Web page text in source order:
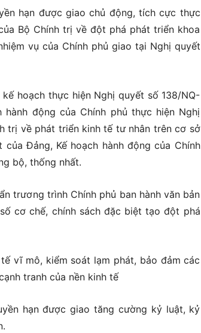
hạn được giao chủ động, tích cực thực
Bộ Chính trị về đột phá phát triển khoa
vụ của Chính phủ giao tại Nghị quyết
hoạch thực hiện Nghị quyết số 138/NQ-
động của Chính phủ thực hiện Nghị
trị về phát triển kinh tế tư nhân trên cơ sở
Đảng, Kế hoạch hành động của Chính
bộ, thống nhất.
trương trình Chính phủ ban hành văn bản
cơ chế, chính sách đặc biệt tạo đột phá
vĩ mô, kiểm soát lạm phát, bảo đảm các
tranh của nền kinh tế
hạn được giao tăng cường kỷ luật, kỷ